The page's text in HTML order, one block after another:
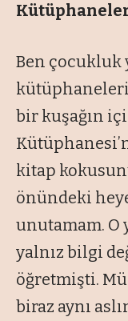
Ben çocukluk
bir kuşağın
kitap
önündeki
unutamam. O
yalnız bilgi
öğretmişti.
biraz aynı